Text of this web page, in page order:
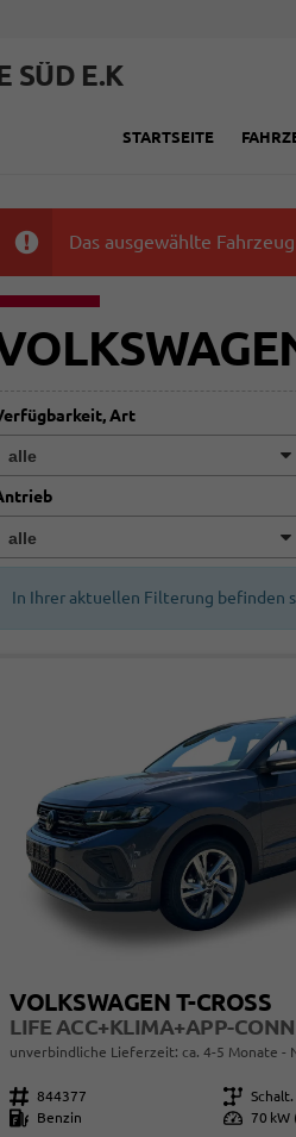
SÜD E.K
STARTSEITE
Das ausgewählte
Art
In Ihrer aktuellen Filterung befinden
VOLKSWAGEN T-CROSS
unverbindliche Lieferzeit: ca. 4-5 Monate
Fahrzeugnr. 844377 Getriebe Schalt.
Kraftstoff
Benzin Leistung 70 kW